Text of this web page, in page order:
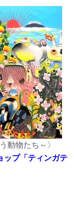
動物たち～〉
ップ「ティンガテ